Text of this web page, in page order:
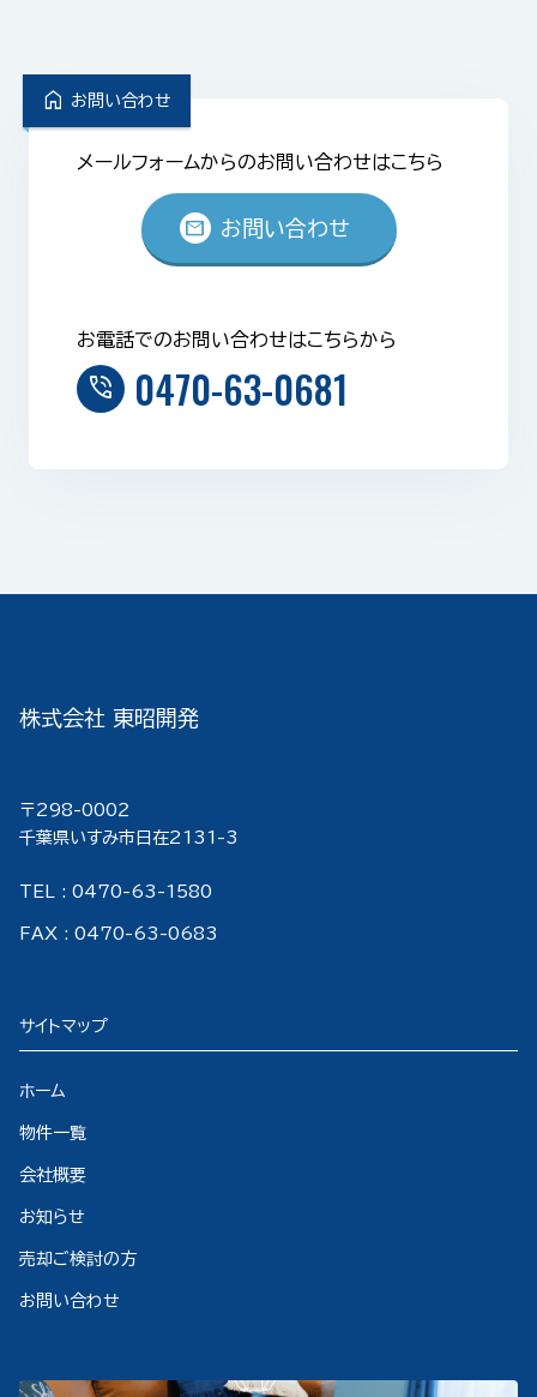
home お問い合わせ
メールフォームからのお問い合わせはこちら
mail お問い合わせ
お電話でのお問い合わせはこちらから
phone_in_talk 0470-63-0681
株式会社 東昭開発
〒298-000２
千葉県いすみ市日在2131-3
TEL : 0470-63-1580
FAX : 0470-63-0683
サイトマップ
ホーム
物件一覧
会社概要
お知らせ
売却ご検討の方
お問い合わせ